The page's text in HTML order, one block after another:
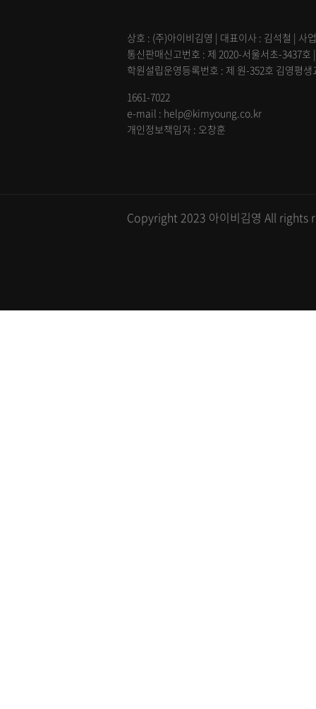
상호 : (주)아이비김영 | 대표이사 : 김석철 | 사
통신판매신고번호 : 제 2020-서울서초-3437
학원설립운영등록번호 : 제 원-352호 김영평
1661-7022
e-mail : help@kimyoung.co.kr
개인정보책임자 : 오창훈
Copyright 2023 아이비김영 All rights